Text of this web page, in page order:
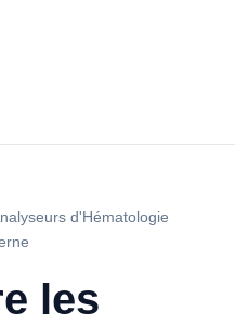
d'Hématologie
les